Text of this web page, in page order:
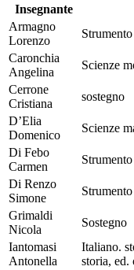
Insegnante
Armagno
Lorenzo
Caronchia
Angelina
Scienze
Cerrone
Cristiana
sostegno
D’Elia
Domenico
Scienze
Di Febo
Carmen
Di Renzo
Simone
Grimaldi
Nicola
Sostegno
Iantomasi
Antonella
Italiano.
storia,